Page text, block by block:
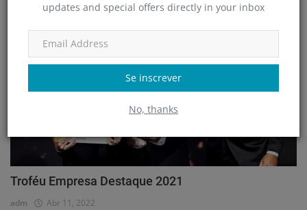
updates and special offers directly in your inbox
Se inscrever
No, thanks
Troféu Empresa Destaque 2021
adm Abr 11, 2022